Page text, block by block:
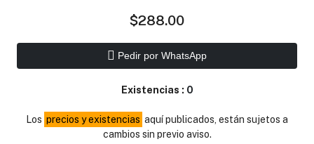
$288.00
Pedir por WhatsApp
Existencias : 0
Los precios y existencias aquí publicados, están sujetos a
cambios sin previo aviso.